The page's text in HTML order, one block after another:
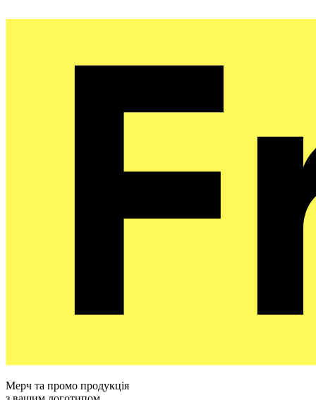
Мерч та промо продукція